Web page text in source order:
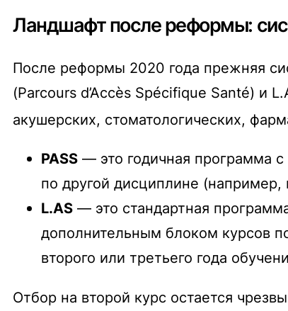
Ландшафт после реформы:
После реформы 2020 года прежняя
(Parcours d’Accès Spécifique Santé) и
акушерских, стоматологических,
PASS — это годичная программа
по другой дисциплине (например,
L.AS — это стандартная
дополнительным блоком курсов
второго или третьего года
Отбор на второй курс остается